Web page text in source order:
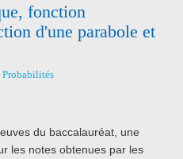
fonction
d'une parabole et
du baccalauréat, une
les notes obtenues par les